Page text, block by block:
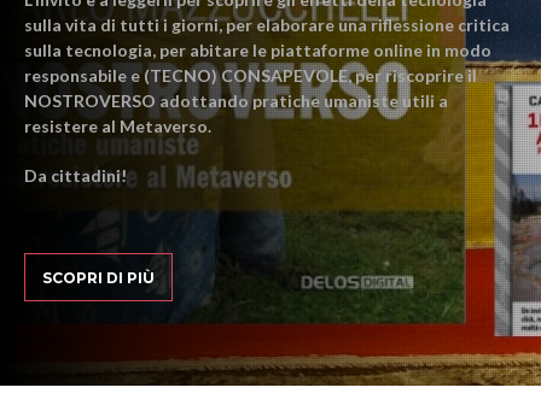
sulla vita di tutti i giorni, per elaborare una riflessione critica
sulla tecnologia, per abitare le piattaforme online in modo
responsabile e (TECNO) CONSAPEVOLE, per riscoprire il
NOSTROVERSO adottando pratiche umaniste utili a
resistere al Metaverso.
Da cittadini!
SCOPRI DI PIÙ